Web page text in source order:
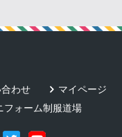
わせ
マイページ
フォーム制服道場